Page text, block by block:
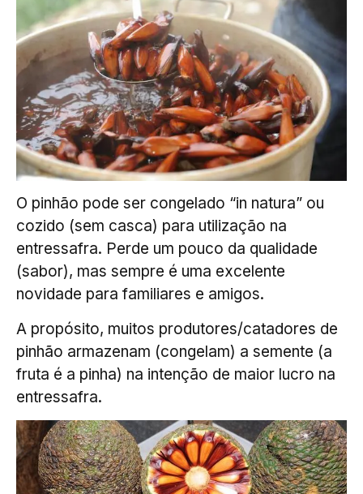
O pinhão pode ser congelado “in natura” ou
cozido (sem casca) para utilização na
entressafra. Perde um pouco da qualidade
(sabor), mas sempre é uma excelente
novidade para familiares e amigos.
A propósito, muitos produtores/catadores de
pinhão armazenam (congelam) a semente (a
fruta é a pinha) na intenção de maior lucro na
entressafra.